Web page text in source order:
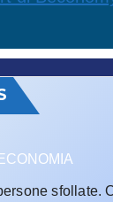
ECONOMIA
sfollate.